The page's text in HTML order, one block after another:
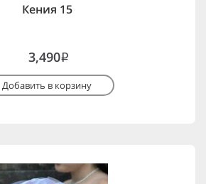
Кения 15
3,490i
Добавить в корзину